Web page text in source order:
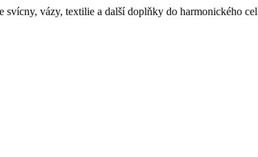
vázy, textilie a další doplňky do harmonického